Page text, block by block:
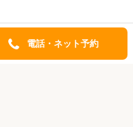
電話・ネット予約